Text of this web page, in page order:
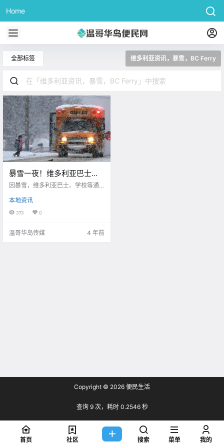
Home
全部标签 维多利亚资讯，暴雪，BC Ferry
暴雪一夜！维多利亚巴士、
学校等通通关闭；BC轮渡多
因暴雪，维多利亚巴士、学校等通
本地资讯
373 0
温哥华岛传媒 4 年前
Copyright © 2026 便民生活
查询 9 次，耗时 0.2546 秒
首页 社区 搜索 菜单 我的